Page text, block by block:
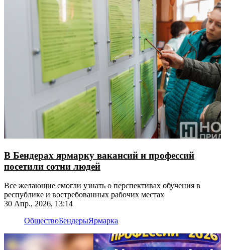
В Бендерах ярмарку вакансий и профессий
посетили сотни людей
Все желающие смогли узнать о перспективах обучения в
республике и востребованных рабочих местах
30 Апр., 2026, 13:14
ОбществоБендерыЯрмарка